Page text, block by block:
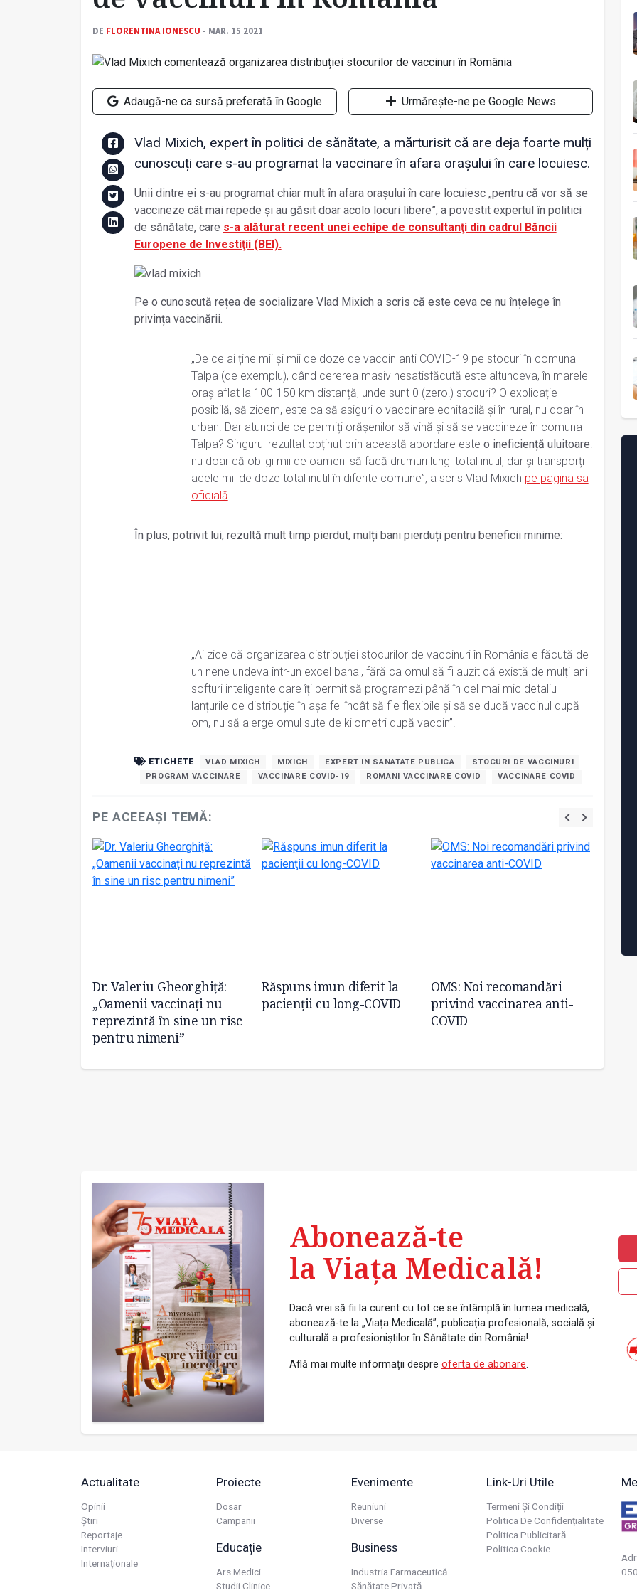
DE FLORENTINA IONESCU - MAR. 15 2021
Adaugă-ne ca sursă preferată în Google Urmărește-ne pe Google News
Vlad Mixich, expert în politici de sănătate, a mărturisit că are deja foarte mulți
cunoscuți care s-au programat la vaccinare în afara orașului în care locuiesc.
Unii dintre ei s-au programat chiar mult în afara orașului în care locuiesc „pentru că vor să se
vaccineze cât mai repede și au găsit doar acolo locuri libere”, a povestit expertul în politici
de sănătate, care s-a alăturat recent unei echipe de consultanţi din cadrul Băncii
Europene de Investiţii (BEI).
Pe o cunoscută rețea de socializare Vlad Mixich a scris că este ceva ce nu înțelege în
privința vaccinării.
„De ce ai ține mii și mii de doze de vaccin anti COVID-19 pe stocuri în comuna
Talpa (de exemplu), când cererea masiv nesatisfăcută este altundeva, în marele
oraș aflat la 100-150 km distanță, unde sunt 0 (zero!) stocuri? O explicație
posibilă, să zicem, este ca să asiguri o vaccinare echitabilă și în rural, nu doar în
urban. Dar atunci de ce permiți orășenilor să vină și să se vaccineze în comuna
Talpa? Singurul rezultat obținut prin această abordare este o ineficiență uluitoare:
nu doar că obligi mii de oameni să facă drumuri lungi total inutil, dar și transporți
acele mii de doze total inutil în diferite comune”, a scris Vlad Mixich pe pagina sa
oficială
În plus, potrivit lui, rezultă mult timp pierdut, mulți bani pierduți pentru beneficii minime:
„Ai zice că organizarea distribuției stocurilor de vaccinuri în România e făcută de
un nene undeva într-un excel banal, fără ca omul să fi auzit că există de mulți ani
softuri inteligente care îți permit să programezi până în cel mai mic detaliu
lanțurile de distribuție în așa fel încât să fie flexibile și să se ducă vaccinul după
om, nu să alerge omul sute de kilometri după vaccin”.
ETICHETE VLAD MIXICH MIXICH EXPERT IN SANATATE PUBLICA
STOCURI DE VACCINURI
PROGRAM VACCINARE
VACCINARE COVID-19 ROMANI VACCINARE COVID VACCINARE COVID
PE ACEEAȘI TEMĂ:
Dr. Valeriu Gheorghiță:
„Oamenii vaccinați nu
reprezintă în sine un risc
pentru nimeni”
Răspuns imun diferit la
pacienţii cu long-COVID
OMS: Noi recomandări
privind vaccinarea anti-
COVID
Abonează-te
la Viața Medicală!
Dacă vrei să fii la curent cu tot ce se întâmplă în lumea medicală,
abonează-te la „Viața Medicală”, publicația profesională, socială și
culturală a profesioniștilor în Sănătate din România!
Află mai multe informații despre oferta de abonare.
Actualitate
Opinii
Știri
Reportaje
Interviuri
Internaționale
Proiecte
Dosar
Campanii
Educație
Ars Medici
Studii Clinice
Evenimente
Reuniuni
Diverse
Business
Industria Farmaceutică
Sănătate Privată
Link-Uri Utile
Termeni Și Condiții
Politica De Confidențialitate
Politica Publicitară
Politica Cookie